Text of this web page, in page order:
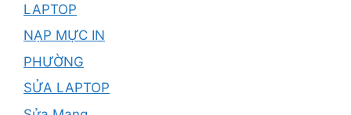
LAPTOP
NẠP MỰC IN
PHƯỜNG
SỬA LAPTOP